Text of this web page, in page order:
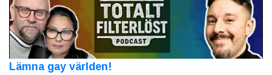
Lämna gay världen!